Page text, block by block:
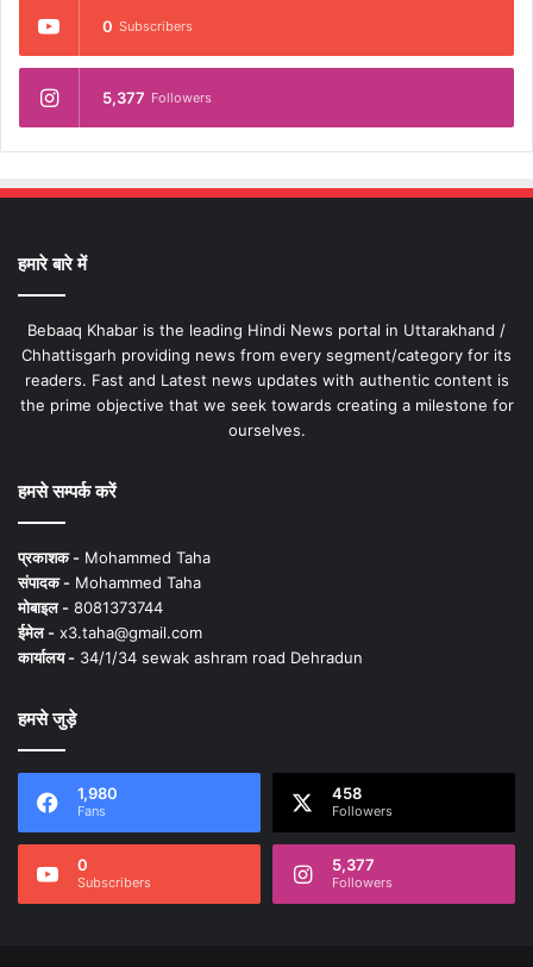
0 Subscribers
5,377 Followers
हमारे बारे में
Bebaaq Khabar is the leading Hindi News portal in Uttarakhand /
Chhattisgarh providing news from every segment/category for its
readers. Fast and Latest news updates with authentic content is
the prime objective that we seek towards creating a milestone for
ourselves.
हमसे सम्पर्क करें
प्रकाशक - Mohammed Taha
संपादक - Mohammed Taha
मोबाइल - 8081373744
ईमेल - x3.taha@gmail.com
कार्यालय - 34/1/34 sewak ashram road Dehradun
हमसे जुड़े
1,980
Fans
458
Followers
0
Subscribers
5,377
Followers